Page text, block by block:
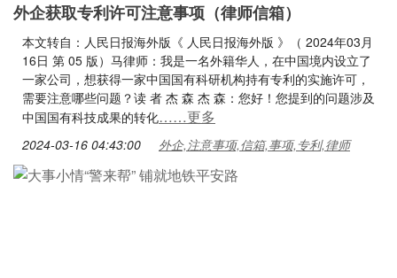
外企获取专利许可注意事项（律师信箱）
本文转自：人民日报海外版《 人民日报海外版 》（ 2024年03月
16日 第 05 版）马律师：我是一名外籍华人，在中国境内设立了
一家公司，想获得一家中国国有科研机构持有专利的实施许可，
需要注意哪些问题？读 者 杰 森 杰 森：您好！您提到的问题涉及
中国国有科技成果的转化……更多
2024-03-16 04:43:00 外企,注意事项,信箱,事项,专利,律师